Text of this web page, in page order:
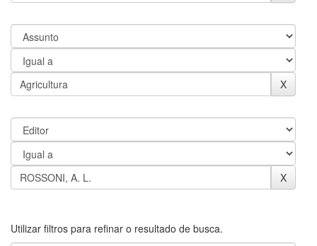
Utilizar filtros para refinar o resultado de busca.